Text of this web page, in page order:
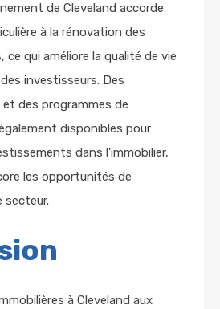
de Cleveland accorde
à la rénovation des
qui améliore la qualité de vie
investisseurs. Des
des programmes de
disponibles pour
dans l’immobilier,
les opportunités de
secteur.
à Cleveland aux